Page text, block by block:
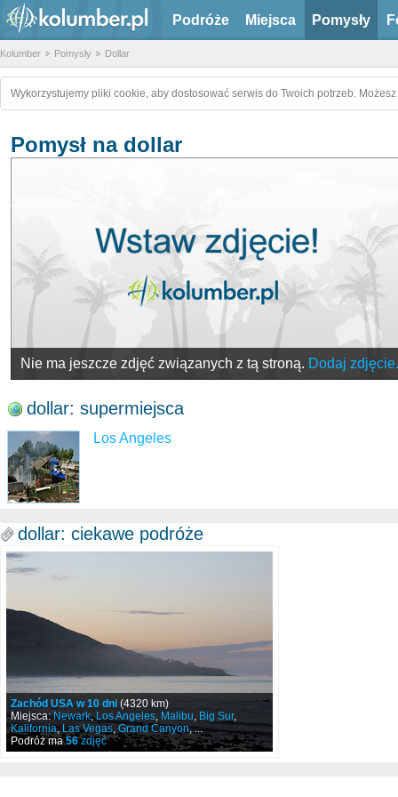
Podróże Miejsca Pomysły
Kolumber Pomysły Dollar
Wykorzystujemy pliki cookie, aby dostosować serwis do Twoich potrzeb.
Pomysł na dollar
Nie ma jeszcze zdjęć związanych z tą stroną. Dodaj zdjęcie.
dollar: supermiejsca
Los Angeles
dollar: ciekawe podróże
Zachód USA w 10 dni (4320 km)
Miejsca:Newark,Los Angeles, Malibu, Big Sur,
Kalifornia,Las Vegas, Grand Canyon, ...
Podróż ma56zdjęć